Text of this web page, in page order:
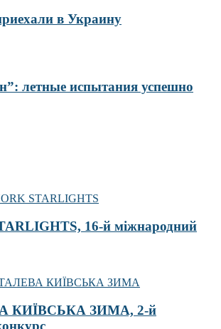
в Украину
летные испытания успешно
16-й міжнародний
КИЇВСЬКА ЗИМА, 2-й